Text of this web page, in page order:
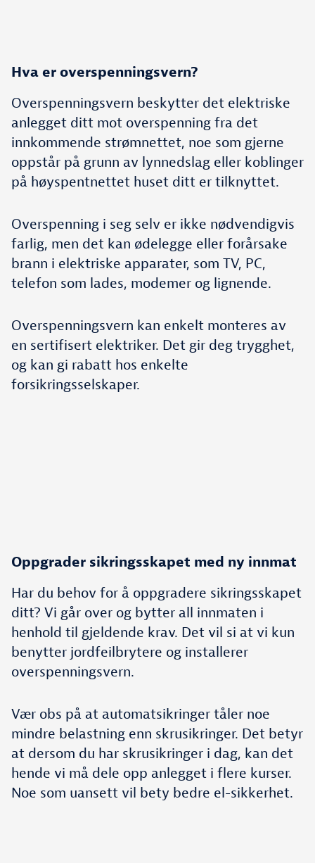
Hva er overspenningsvern?
Overspenningsvern beskytter det elektriske
anlegget ditt mot overspenning fra det
innkommende strømnettet, noe som gjerne
oppstår på grunn av lynnedslag eller koblinger
på høyspentnettet huset ditt er tilknyttet.
Overspenning i seg selv er ikke nødvendigvis
farlig, men det kan ødelegge eller forårsake
brann i elektriske apparater, som TV, PC,
telefon som lades, modemer og lignende.
Overspenningsvern kan enkelt monteres av
en sertifisert elektriker. Det gir deg trygghet,
og kan gi rabatt hos enkelte
forsikringsselskaper.
Oppgrader sikringsskapet med ny innmat
Har du behov for å oppgradere sikringsskapet
ditt? Vi går over og bytter all innmaten i
henhold til gjeldende krav. Det vil si at vi kun
benytter jordfeilbrytere og installerer
overspenningsvern.
Vær obs på at automatsikringer tåler noe
mindre belastning enn skrusikringer. Det betyr
at dersom du har skrusikringer i dag, kan det
hende vi må dele opp anlegget i flere kurser.
Noe som uansett vil bety bedre el-sikkerhet.